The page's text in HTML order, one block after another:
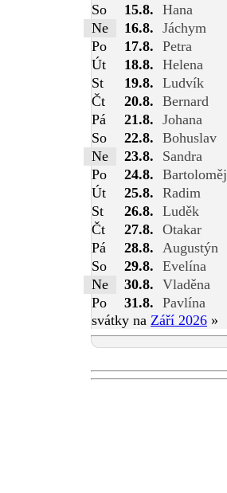
So
15.8. Hana
Ne
16.8. Jáchym
Po
17.8. Petra
Út
18.8. Helena
St
19.8. Ludvík
Čt
20.8. Bernard
Pá
21.8. Johana
So
22.8. Bohuslav
Ne
23.8.
Sandra
Po
24.8. Bartoloměj
Út
25.8. Radim
St
26.8. Luděk
Čt
27.8. Otakar
Pá
28.8.
Augustýn
So
29.8. Evelína
Ne
30.8. Vladěna
Po
31.8. Pavlína
svátky na Září 2026 »